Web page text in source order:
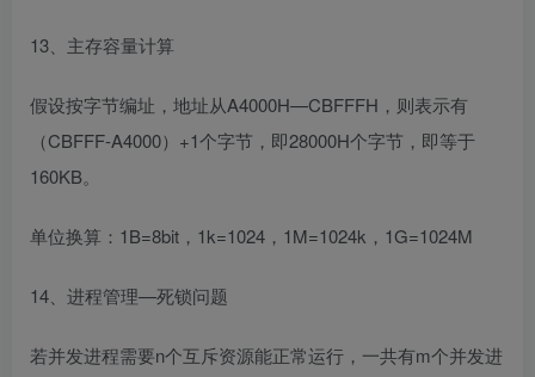
13、主存容量计算
假设按字节编址，地址从A4000H—CBFFFH，则表示有
（CBFFF-A4000）+1个字节，即28000H个字节，即等于
160KB。
单位换算：1B=8bit，1k=1024，1M=1024k，1G=1024M
14、进程管理—死锁问题
若并发进程需要n个互斥资源能正常运行，一共有m个并发进